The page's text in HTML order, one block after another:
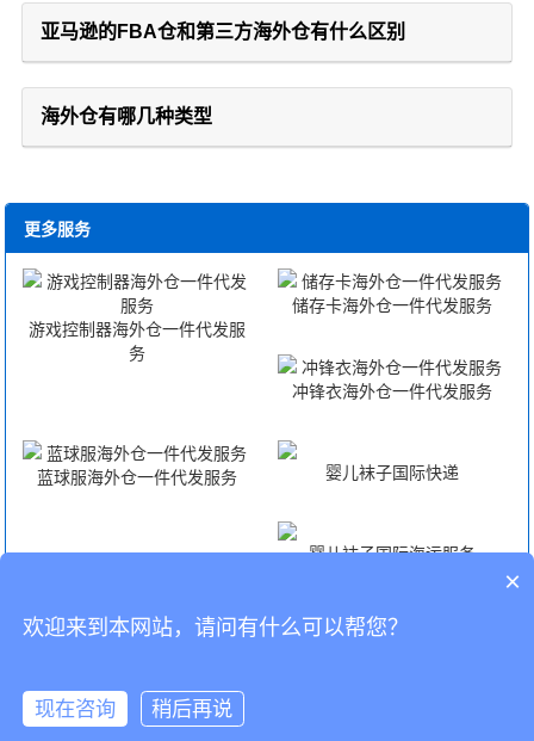
亚马逊的FBA仓和第三方海外仓有什么区别
海外仓有哪几种类型
更多服务
游戏控制器海外仓一件代发服
务
储存卡海外仓一件代发服务
冲锋衣海外仓一件代发服务
蓝球服海外仓一件代发服务 婴儿袜子国际快递
婴儿袜子国际海运服务
婴儿袜子国际空运服务 婴儿袜子FBA头程
CopyRight © 深圳市韬博供应链有限公司
×
欢迎来到本网站，请问有什么可以帮您？
现在咨询 稍后再说